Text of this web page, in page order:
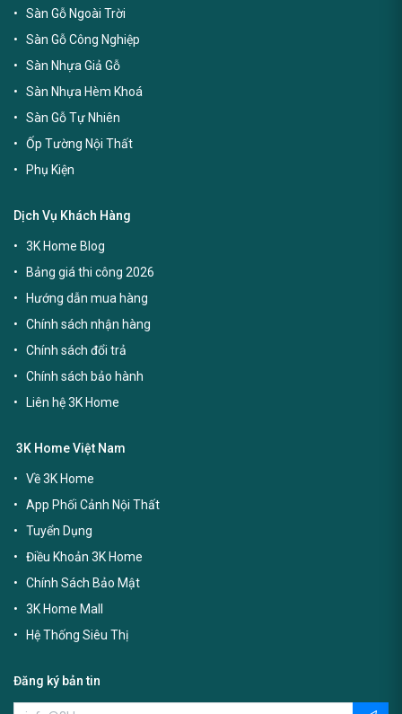
Sàn Gỗ Ngoài Trời
Sàn Gỗ Công Nghiệp
Sàn Nhựa Giả Gỗ
Sàn Nhựa Hèm Khoá
Sàn Gỗ Tự Nhiên
Ốp Tường Nội Thất
Phụ Kiện
Dịch Vụ Khách Hàng
3K Home Blog
Bảng giá thi công 2026
Hướng dẫn mua hàng
Chính sách nhận hàng
Chính sách đổi trả
Chính sách bảo hành
Liên hệ 3K Home
3K Home Việt Nam
Về 3K Home
App Phối Cảnh Nội Thất
Tuyển Dụng
Điều Khoản 3K Home
Chính Sách Bảo Mật
3K Home Mall
Hệ Thống Siêu Thị
Đăng ký bản tin